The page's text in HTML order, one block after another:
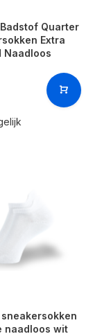
Quarter
Extra
Naadloos
naadloos wit